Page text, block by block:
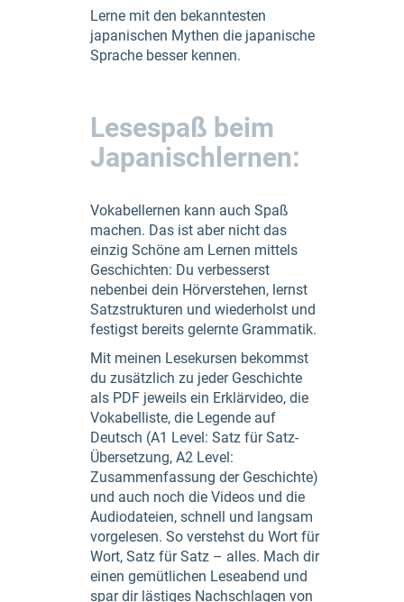
Lerne mit den bekanntesten
japanischen Mythen die japanische
Sprache besser kennen.
Lesespaß beim
Japanischlernen:
Vokabellernen kann auch Spaß
machen. Das ist aber nicht das
einzig Schöne am Lernen mittels
Geschichten: Du verbesserst
nebenbei dein Hörverstehen, lernst
Satzstrukturen und wiederholst und
festigst bereits gelernte Grammatik.
Mit meinen Lesekursen bekommst
du zusätzlich zu jeder Geschichte
als PDF jeweils ein Erklärvideo, die
Vokabelliste, die Legende auf
Deutsch (A1 Level: Satz für Satz-
Übersetzung, A2 Level:
Zusammenfassung der Geschichte)
und auch noch die Videos und die
Audiodateien, schnell und langsam
vorgelesen. So verstehst du Wort für
Wort, Satz für Satz – alles. Mach dir
einen gemütlichen Leseabend und
spar dir lästiges Nachschlagen von